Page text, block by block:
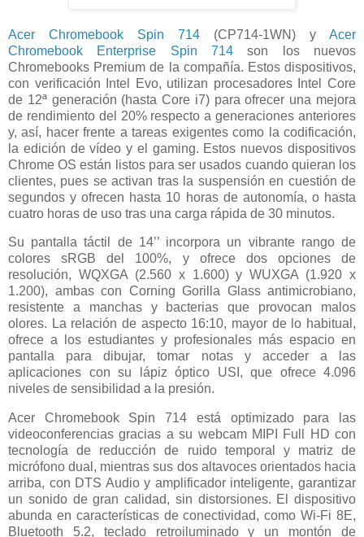
Acer Chromebook Spin 714 (CP714-1WN) y Acer
Chromebook Enterprise Spin 714 son los nuevos
Chromebooks Premium de la compañía. Estos dispositivos,
con verificación Intel Evo, utilizan procesadores Intel Core
de 12ª generación (hasta Core i7) para ofrecer una mejora
de rendimiento del 20% respecto a generaciones anteriores
y, así, hacer frente a tareas exigentes como la codificación,
la edición de vídeo y el gaming. Estos nuevos dispositivos
Chrome OS están listos para ser usados cuando quieran los
clientes, pues se activan tras la suspensión en cuestión de
segundos y ofrecen hasta 10 horas de autonomía, o hasta
cuatro horas de uso tras una carga rápida de 30 minutos.
Su pantalla táctil de 14’’ incorpora un vibrante rango de
colores sRGB del 100%, y ofrece dos opciones de
resolución, WQXGA (2.560 x 1.600) y WUXGA (1.920 x
1.200), ambas con Corning Gorilla Glass antimicrobiano,
resistente a manchas y bacterias que provocan malos
olores. La relación de aspecto 16:10, mayor de lo habitual,
ofrece a los estudiantes y profesionales más espacio en
pantalla para dibujar, tomar notas y acceder a las
aplicaciones con su lápiz óptico USI, que ofrece 4.096
niveles de sensibilidad a la presión.
Acer Chromebook Spin 714 está optimizado para las
videoconferencias gracias a su webcam MIPI Full HD con
tecnología de reducción de ruido temporal y matriz de
micrófono dual, mientras sus dos altavoces orientados hacia
arriba, con DTS Audio y amplificador inteligente, garantizar
un sonido de gran calidad, sin distorsiones. El dispositivo
abunda en características de conectividad, como Wi-Fi 8E,
Bluetooth 5.2, teclado retroiluminado y un montón de